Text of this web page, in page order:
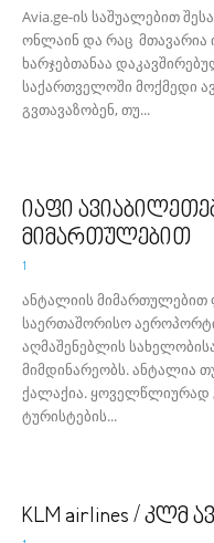
Avia.ge-ის საშუალებით
ონლაინ და რაც მთავარია
ხარჯებთანაა
საქართველოში მოქმედი
გვთავაზობენ, თუ...
იაფი
მიმართულებით
1
ანტალიის
საერთაშორისო
აღმაშენებლის
მიმდინარეობს. ანტალია
ქალაქია. ყოველწლიურად
ტურისტების...
KLM airlines / კლმ